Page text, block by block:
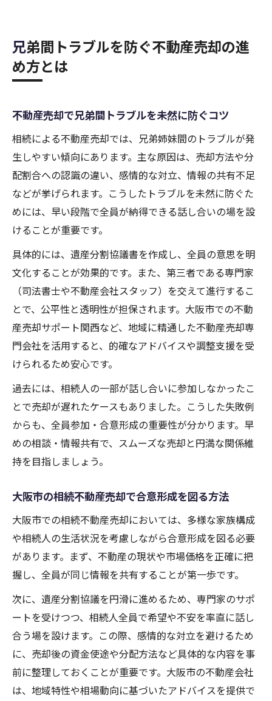
兄弟間トラブルを防ぐ不動産売却の進
め方とは
不動産売却で兄弟間トラブルを未然に防ぐコツ
相続による不動産売却では、兄弟姉妹間のトラブルが発
生しやすい傾向にあります。主な原因は、売却方法や分
配割合への認識の違い、感情的な対立、情報の共有不足
などが挙げられます。こうしたトラブルを未然に防ぐた
めには、早い段階で全員が納得できる話し合いの場を設
けることが重要です。
具体的には、遺産分割協議書を作成し、全員の意思を明
文化することが効果的です。また、第三者である専門家
（司法書士や不動産会社スタッフ）を交えて進行するこ
とで、公平性と透明性が担保されます。大阪市での不動
産売却サポート関西など、地域に精通した不動産売却専
門会社を活用すると、的確なアドバイスや調整支援を受
けられるため安心です。
過去には、相続人の一部が話し合いに参加しなかったこ
とで売却が遅れたケースもありました。こうした失敗例
からも、全員参加・合意形成の重要性が分かります。早
めの相談・情報共有で、スムーズな売却と円満な関係維
持を目指しましょう。
大阪市の相続不動産売却で合意形成を図る方法
大阪市での相続不動産売却においては、多様な家族構成
や相続人の生活状況を考慮しながら合意形成を図る必要
があります。まず、不動産の現状や市場価格を正確に把
握し、全員が同じ情報を共有することが第一歩です。
次に、遺産分割協議を円滑に進めるため、専門家のサポ
ートを受けつつ、相続人全員で希望や不安を率直に話し
合う場を設けます。この際、感情的な対立を避けるため
に、売却後の資金使途や分配方法など具体的な内容を事
前に整理しておくことが重要です。大阪市の不動産会社
は、地域特性や相場動向に基づいたアドバイスを提供で